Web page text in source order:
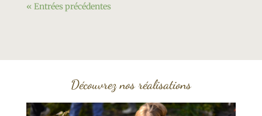
« Entrées précédentes
Découvrez nos réalisations